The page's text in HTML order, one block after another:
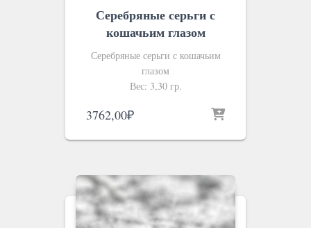
Серебряные серьги с
кошачьим глазом
Серебряные серьги с кошачьим
глазом
Вес: 3,30 гр.
3762,00₽